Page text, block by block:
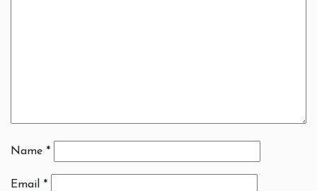
Name *
Email *